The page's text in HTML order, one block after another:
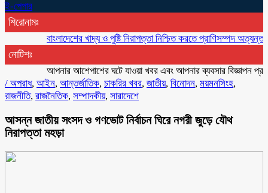
ই-পেপার
শিরোনামঃ
বাংলাদেশের খাদ্য ও পুষ্টি নিরাপত্তা নিশ্চিত করতে প্রাণিসম্পদ অত্যন্ত
নোটিশঃ
আপনার আশেপাশের ঘটে যাওয়া খবর এবং আপনার ব্যবসার বিজ্ঞাপন প্রচারের
/ অপরাধ, আইন, আন্তর্জাতিক, চাকরির খবর, জাতীয়, বিনোদন, ময়মনসিংহ,
রাজনীতি, রাজনৈতিক, সম্পাদকীয়, সারাদেশে
আসন্ন জাতীয় সংসদ ও গণভোট নির্বাচন ঘিরে নগরী জুড়ে যৌথ
নিরাপত্তা মহড়া